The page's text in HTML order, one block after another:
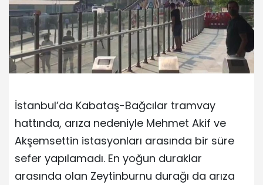
İstanbul’da Kabataş-Bağcılar tramvay
hattında, arıza nedeniyle Mehmet Akif ve
Akşemsettin istasyonları arasında bir süre
sefer yapılamadı. En yoğun duraklar
arasında olan Zeytinburnu durağı da arıza